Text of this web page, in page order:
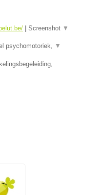
Screenshot ▼
psychomotoriek, ▼